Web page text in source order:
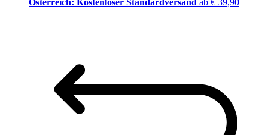
Österreich: Kostenloser Standardversand ab € 39,90